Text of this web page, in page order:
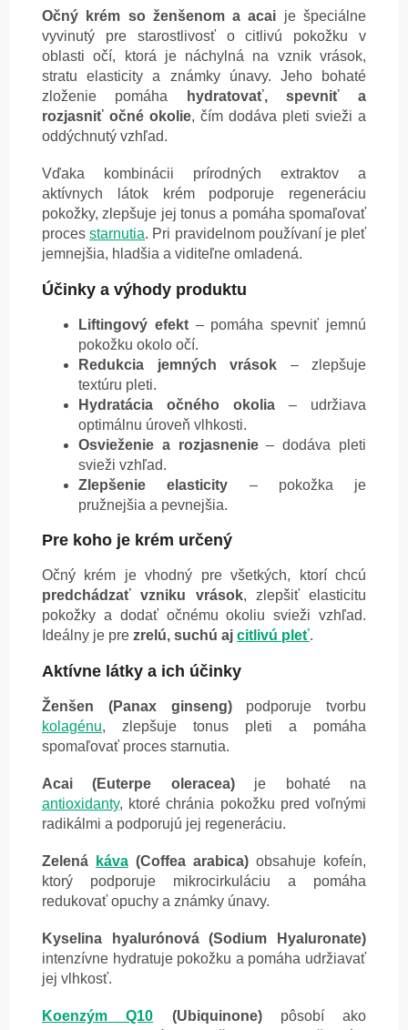
Očný krém so ženšenom a acai je špeciálne
vyvinutý pre starostlivosť o citlivú pokožku v
oblasti očí, ktorá je náchylná na vznik vrások,
stratu elasticity a známky únavy. Jeho bohaté
zloženie pomáha
hydratovať, spevniť a
rozjasniť očné okolie, čím dodáva pleti svieži a
oddýchnutý vzhľad.
Vďaka kombinácii prírodných extraktov a
aktívnych látok krém podporuje regeneráciu
pokožky, zlepšuje jej tonus a pomáha spomaľovať
processtarnutia. Pri pravidelnom používaní je pleť
jemnejšia, hladšia a viditeľne omladená.
Účinky a výhody produktu
Liftingový efekt– pomáha spevniť jemnú
pokožku okolo očí.
Redukcia jemných vrások – zlepšuje
textúru pleti.
Hydratácia očného okolia – udržiava
optimálnu úroveň vlhkosti.
Osvieženie a rozjasnenie– dodáva pleti
svieži vzhľad.
Zlepšenie elasticity – pokožka je
pružnejšia a pevnejšia.
Pre koho je krém určený
Očný krém je vhodný pre všetkých, ktorí chcú
predchádzať vzniku vrások, zlepšiť elasticitu
pokožky a dodať očnému okoliu svieži vzhľad.
Ideálny je pre zrelú, suchú aj citlivú pleť.
Aktívne látky a ich účinky
Ženšen (Panax ginseng)podporuje tvorbu
kolagénu, zlepšuje tonus pleti a pomáha
spomaľovať proces starnutia.
Acai (Euterpe oleracea)je bohaté na
antioxidanty, ktoré chránia pokožku pred voľnými
radikálmi a podporujú jej regeneráciu.
Zelená káva (Coffea arabica) obsahuje kofeín,
ktorý podporuje mikrocirkuláciu a pomáha
redukovať opuchy a známky únavy.
Kyselina hyalurónová (Sodium Hyaluronate)
intenzívne hydratuje pokožku a pomáha udržiavať
jej vlhkosť.
Koenzým Q10 (Ubiquinone)pôsobí ako